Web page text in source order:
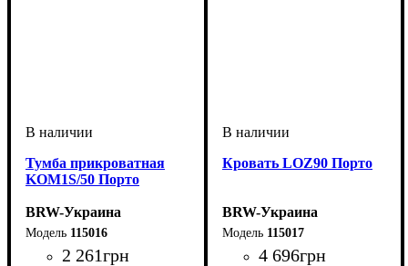
Тумба прикроватная
KOM1S/50 Порто
BRW-Украина
115016
2 261грн
Кровать LOZ90 Порто
BRW-Украина
115017
4 696грн